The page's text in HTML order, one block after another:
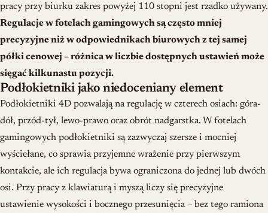
pracy przy biurku zakres powyżej 110 stopni jest rzadko używany.
Regulacje w fotelach gamingowych są często mniej
precyzyjne niż w odpowiednikach biurowych z tej samej
półki cenowej – różnica w liczbie dostępnych ustawień może
sięgać kilkunastu pozycji.
Podłokietniki jako niedoceniany element
Podłokietniki 4D pozwalają na regulację w czterech osiach: góra-
dół, przód-tył, lewo-prawo oraz obrót nadgarstka. W fotelach
gamingowych podłokietniki są zazwyczaj szersze i mocniej
wyściełane, co sprawia przyjemne wrażenie przy pierwszym
kontakcie, ale ich regulacja bywa ograniczona do jednej lub dwóch
osi. Przy pracy z klawiaturą i myszą liczy się precyzyjne
ustawienie wysokości i bocznego przesunięcia – bez tego ramiona